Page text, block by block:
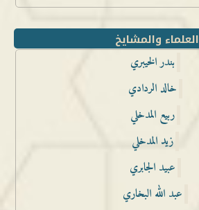
العلماء والمشايخ
بندر الخيبري
خالد الردادي
ربيع المدخلي
زيد المدخلي
عبيد الجابري
عبد الله البخاري